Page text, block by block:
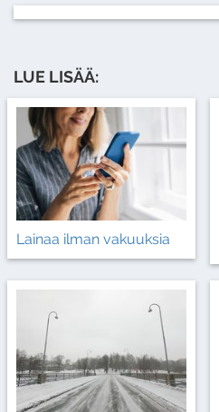
LUE LISÄÄ:
Lainaa ilman vakuuksia